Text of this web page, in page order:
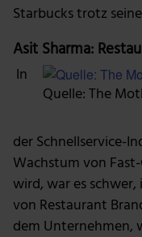
Starbucks trotz
Asit Sharma:
Quelle: The
In
der Schnellservice-
Wachstum von
wird, war es
von Restaurant
dem Unternehmen,